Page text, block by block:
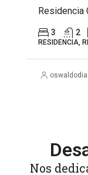
Residencia
3 2
RESIDENCIA,
Nos